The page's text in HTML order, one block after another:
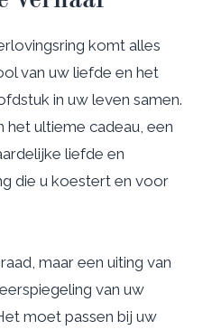
komt alles
van uw liefde en het
in uw leven samen.
het ultieme cadeau, een
liefde en
die u koestert en voor
maar een uiting van
van uw
moet passen bij uw